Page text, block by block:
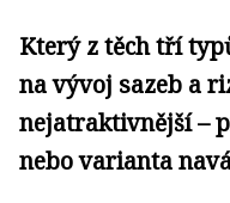
Který z těch tří
na vývoj sazeb a
nejatraktivnější –
nebo varianta